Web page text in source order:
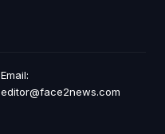
Email:
editor@face2news.com